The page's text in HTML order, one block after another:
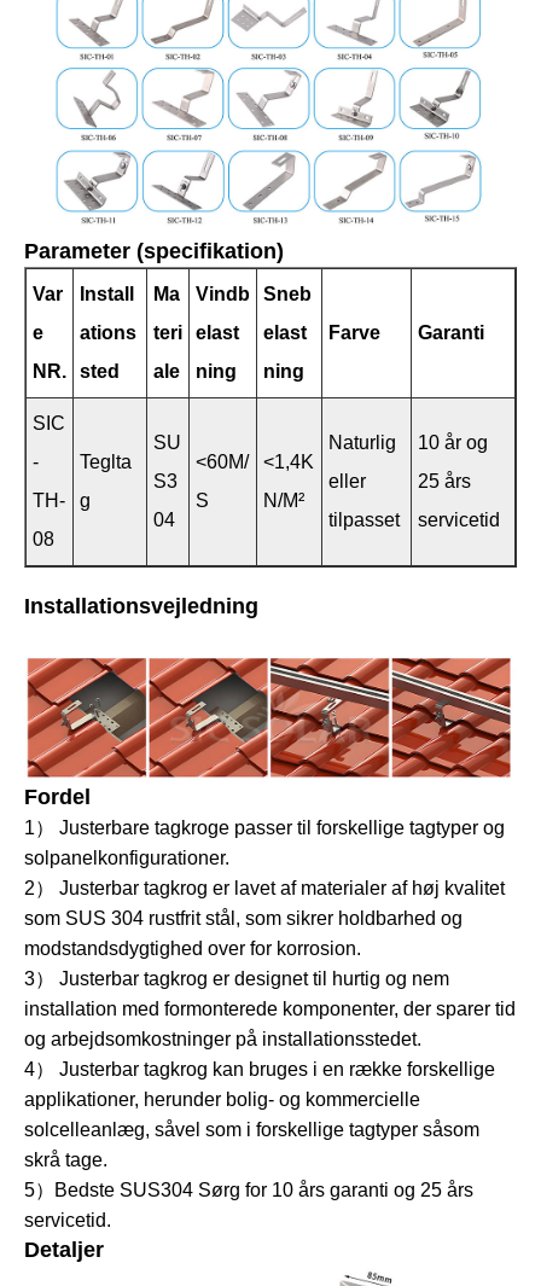
Parameter (specifikation)
Var
e
NR.
Install
ations
sted
Ma
teri
ale
Vindb
elast
ning
Sneb
elast
ning
Farve Garanti
SIC
-
TH-
08
Teglta
g
SU
S3
04
<60M/
S
<1,4K
N/M²
Naturlig
eller
tilpasset
10 år og
25 års
servicetid
Installationsvejledning
Fordel
1） Justerbare tagkroge passer til forskellige tagtyper og
solpanelkonfigurationer.
2） Justerbar tagkrog er lavet af materialer af høj kvalitet
som SUS 304 rustfrit stål, som sikrer holdbarhed og
modstandsdygtighed over for korrosion.
3） Justerbar tagkrog er designet til hurtig og nem
installation med formonterede komponenter, der sparer tid
og arbejdsomkostninger på installationsstedet.
4） Justerbar tagkrog kan bruges i en række forskellige
applikationer, herunder bolig- og kommercielle
solcelleanlæg, såvel som i forskellige tagtyper såsom
skrå tage.
5）Bedste SUS304 Sørg for 10 års garanti og 25 års
servicetid.
Detaljer